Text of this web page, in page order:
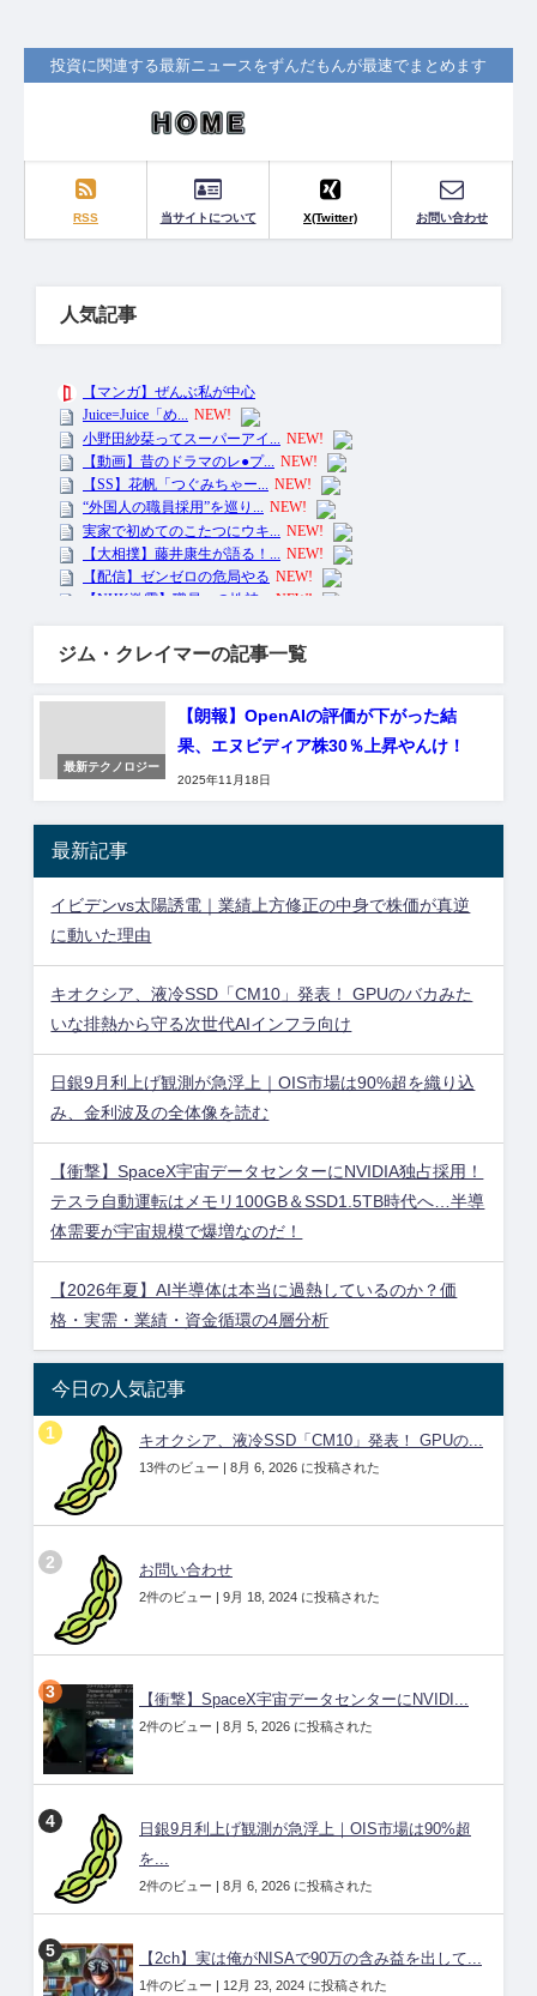
投資に関連する最新ニュースをずんだもんが最速でまとめます
RSS 当サイトについて X(Twitter) お問い合わせ
人気記事
ジム・クレイマーの記事一覧
最新テクノロジー
【朗報】OpenAIの評価が下がった結
果、エヌビディア株30％上昇やんけ！
2025年11月18日
最新記事
イビデンvs太陽誘電｜業績上方修正の中身で株価が真逆
に動いた理由
キオクシア、液冷SSD「CM10」発表！ GPUのバカみた
いな排熱から守る次世代AIインフラ向け
日銀9月利上げ観測が急浮上｜OIS市場は90%超を織り込
み、金利波及の全体像を読む
【衝撃】SpaceX宇宙データセンターにNVIDIA独占採用！
テスラ自動運転はメモリ100GB＆SSD1.5TB時代へ…半導
体需要が宇宙規模で爆増なのだ！
【2026年夏】AI半導体は本当に過熱しているのか？価
格・実需・業績・資金循環の4層分析
今日の人気記事
キオクシア、液冷SSD「CM10」発表！ GPUの...
13件のビュー | 8月 6, 2026 に投稿された
お問い合わせ
2件のビュー | 9月 18, 2024 に投稿された
【衝撃】SpaceX宇宙データセンターにNVIDI...
2件のビュー | 8月 5, 2026 に投稿された
日銀9月利上げ観測が急浮上｜OIS市場は90%超
を...
2件のビュー | 8月 6, 2026 に投稿された
【2ch】実は俺がNISAで90万の含み益を出して...
1件のビュー | 12月 23, 2024 に投稿された